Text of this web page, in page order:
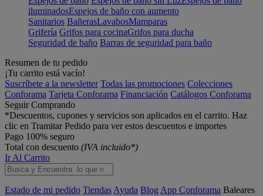
iluminadosEspejos de baño con aumento
Sanitarios BañerasLavabosMamparas
Grifería Grifos para cocinaGrifos para ducha
Seguridad de baño Barras de seguridad para baño
Resumen de tu pedido
¡Tu carrito está vacío!
Suscríbete a la newsletter Todas las promociones Colecciones
Conforama Tarjeta Conforama Financiación Catálogos Conforama
Seguir Comprando
*Descuentos, cupones y servicios son aplicados en el carrito. Haz
clic en Tramitar Pedido para ver estos descuentos e importes
Pago 100% seguro
Total con descuento (IVA incluido*)
Ir Al Carrito
Estado de mi pedido Tiendas Ayuda Blog App Conforama Baleares